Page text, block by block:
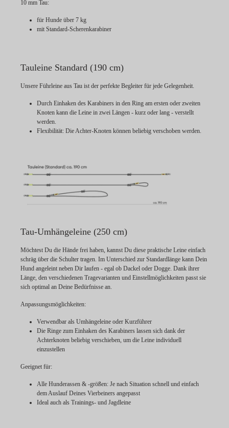
10 mm Tau:
für Hunde über 7 kg
mit Standard-Scherenkarabiner
Tauleine Standard (190 cm)
Unsere Führleine aus Tau ist der perfekte Begleiter für jede Gelegenheit.
Durch Einhaken des Karabiners in den Ring am ersten oder zweiten
Knoten kann die Leine in zwei Längen - kurz oder lang - verstellt
werden.
Flexibilität: Die Achter-Knoten können beliebig verschoben werden.
Tau-Umhängeleine (250 cm)
Möchtest Du die Hände frei haben, kannst Du diese praktische Leine einfach
schräg über die Schulter tragen. Im Unterschied zur Standardlänge kann Dein
Hund angeleint neben Dir laufen - egal ob Dackel oder Dogge. Dank ihrer
Länge, den verschiedenen Tragevarianten und Einstellmöglichkeiten passt sie
sich optimal an Deine Bedürfnisse an.
Anpassungsmöglichkeiten:
Verwendbar als Umhängeleine oder Kurzführer
Die Ringe zum Einhaken des Karabiners lassen sich dank der
Achterknoten beliebig verschieben, um die Leine individuell
einzustellen
Geeignet für:
Alle Hunderassen & -größen: Je nach Situation schnell und einfach
dem Auslauf Deines Vierbeiners angepasst
Ideal auch als Trainings- und Jagdleine